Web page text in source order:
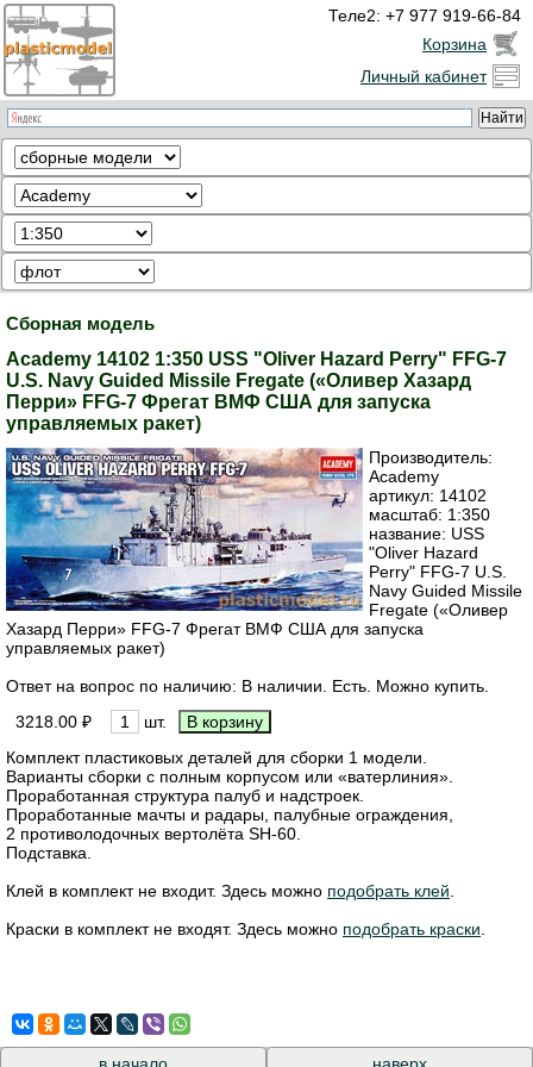
Теле2: +7 977 919-66-84
Корзина
Личный кабинет
Сборная модель
Academy 14102 1:350 USS "Oliver Hazard Perry" FFG-7
U.S. Navy Guided Missile Fregate («Оливер Хазард
Перри» FFG-7 Фрегат ВМФ США для запуска
управляемых ракет)
Производитель:
Academy
артикул: 14102
масштаб: 1:350
название: USS
"Oliver Hazard
Perry" FFG-7 U.S.
Navy Guided Missile
Fregate («Оливер
Хазард Перри» FFG-7 Фрегат ВМФ США для запуска
управляемых ракет)
Ответ на вопрос по наличию: В наличии. Есть. Можно купить.
3218.00 ₽
шт.
Комплект пластиковых деталей для сборки 1 модели.
Варианты сборки с полным корпусом или «ватерлиния».
Проработанная структура палуб и надстроек.
Проработанные мачты и радары, палубные ограждения,
2 противолодочных вертолёта SH-60.
Подставка.
Клей в комплект не входит. Здесь можно подобрать клей
Краски в комплект не входят. Здесь можно подобрать краски
в начало наверх